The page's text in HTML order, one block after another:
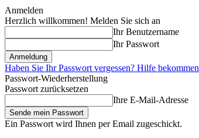
Anmelden
Herzlich willkommen! Melden Sie sich an
Ihr Benutzername
Ihr Passwort
Haben Sie Ihr Passwort vergessen? Hilfe bekommen
Passwort-Wiederherstellung
Passwort zurücksetzen
Ihre E-Mail-Adresse
Ein Passwort wird Ihnen per Email zugeschickt.